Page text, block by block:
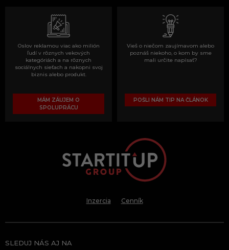
Oslov reklamou viac ako milión
ľudí v rôznych vekových
kategóriách a na rôznych
sociálnych sieťach a nakopni svoj
biznis alebo produkt.
MÁM ZÁUJEM O
SPOLUPRÁCU
Vieš o niečom zaujímavom alebo
poznáš niekoho, o kom by sme
mali určite napísať?
POŠLI NÁM TIP NA ČLÁNOK
Inzercia Cenník
SLEDUJ NÁS AJ NA